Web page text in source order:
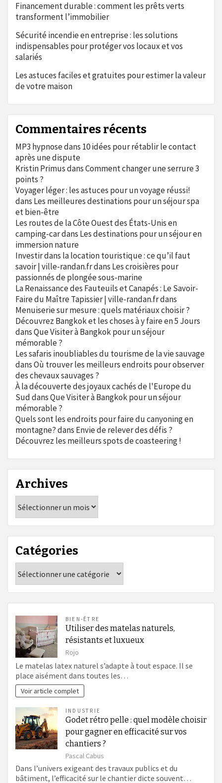
Financement durable : comment les prêts verts
transforment l’immobilier
Sécurité incendie en entreprise : les solutions
indispensables pour protéger vos locaux et vos
salariés
Les astuces faciles et gratuites pour estimer la valeur
de votre maison
Commentaires récents
MP3 hypnosedans 10 idées pour rétablir le contact
après une dispute
Kristin PrimusdansComment changer une serrure 3
points ?
Voyager léger : les astuces pour un voyage réussi!
dans Les meilleures destinations pour un séjour spa
et bien-être
Les routes de la Côte Ouest des États-Unis en
camping-cardans Les destinations pour un séjour en
immersion nature
Investir dans la location touristique : ce qu’il faut
savoir | ville-randan.frdans Les croisières pour
passionnés de plongée sous-marine
La Renaissance des Fauteuils et Canapés : Le Savoir-
Faire du Maître Tapissier | ville-randan.frdans
Menuiserie sur mesure : quels matériaux choisir ?
Découvrez Bangkok et les choses à y faire en 5 Jours
dansQue Visiter à Bangkok pour un séjour
mémorable ?
Les safaris inoubliables du tourisme de la vie sauvage
dansOù trouver les meilleurs endroits pour observer
des chevaux sauvages ?
À la découverte des joyaux cachés de l'Europe du
SuddansQue Visiter à Bangkok pour un séjour
mémorable ?
Quels sont les endroits pour faire du canyoning en
montagne?dans Envie de relever des défis ?
Découvrez les meilleurs spots de coasteering !
Archives
Catégories
BIEN-ÊTRE
Utiliser des matelas naturels,
résistants et luxueux
Rojo
Le matelas latex naturel s’adapte à tout espace. Il se
place aisément dans toutes les…
Voir article complet
INDUSTRIE
Godet rétro pelle : quel modèle choisir
pour gagner en efficacité sur vos
chantiers ?
Pascal Cabus
Dans l’univers exigeant des travaux publics et du
bâtiment, l’efficacité sur le chantier dicte souvent…